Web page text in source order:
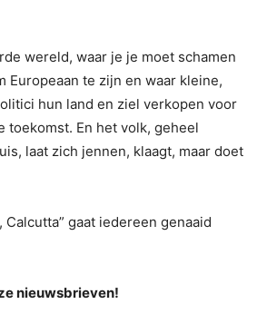
wereld, waar je je moet schamen
Europeaan te zijn en waar kleine,
hun land en ziel verkopen voor
toekomst. En het volk, geheel
laat zich jennen, klaagt, maar doet
Calcutta” gaat iedereen genaaid
nieuwsbrieven!